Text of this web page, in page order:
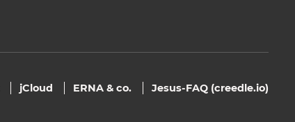
jCloud ERNA & co. Jesus-FAQ (creedle.io)